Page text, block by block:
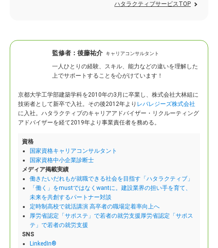
ハタラクティブサービスTOP
監修者： 後藤祐介 キャリアコンサルタント
一人ひとりの経験、スキル、能力などの違いを理解した
上でサポートすることを心がけています！
京都大学工学部建築学科を2010年の3月に卒業し、株式会社大林組に
技術者として新卒で入社。 その後2012年より レバレジーズ株式会社
に入社。ハタラクティブのキャリアアドバイザー・リクルーティング
アドバイザーを経て2019年より事業責任者を務める。
資格
国家資格キャリアコンサルタント
国家資格中小企業診断士
メディア掲載実績
働きたいだれもが就職できる社会を目指す「ハタラクティブ」
「働く」をmustではなくwantに。建設業界の担い手を育て、
未来を共創するパートナー対談
定時制高校で就活講演 高卒者の職場定着率向上へ
厚労省認定「サポステ」で若者の就労支援厚労省認定「サポス
テ」で若者の就労支援
SNS
LinkedIn®